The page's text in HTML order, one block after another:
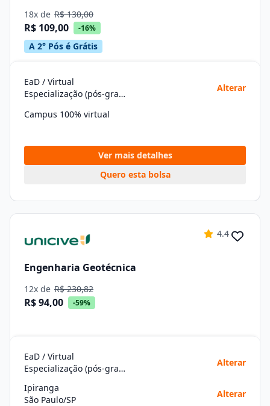
18x de R$ 130,00
R$ 109,00 -16%
A 2° Pós é Grátis
EaD / Virtual
Especialização (pós-graduação)
Alterar
Campus 100% virtual
Ver mais detalhes
Quero esta bolsa
4.4
Engenharia Geotécnica
12x de R$ 230,82
R$ 94,00 -59%
EaD / Virtual
Especialização (pós-graduação)
Alterar
Ipiranga
São Paulo/SP
Alterar